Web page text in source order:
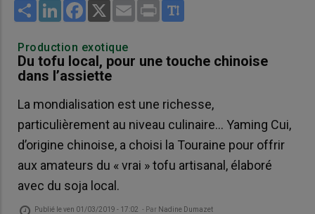
Share LinkedInFacebook
X Email Print
Production exotique
Du tofu local, pour une touche chinoise
dans l’assiette
La mondialisation est une richesse,
particulièrement au niveau culinaire... Yaming Cui,
d’origine chinoise, a choisi la Touraine pour offrir
aux amateurs du « vrai » tofu artisanal, élaboré
avec du soja local.
Publié leven 01/03/2019 - 17:02 - Par Nadine Dumazet